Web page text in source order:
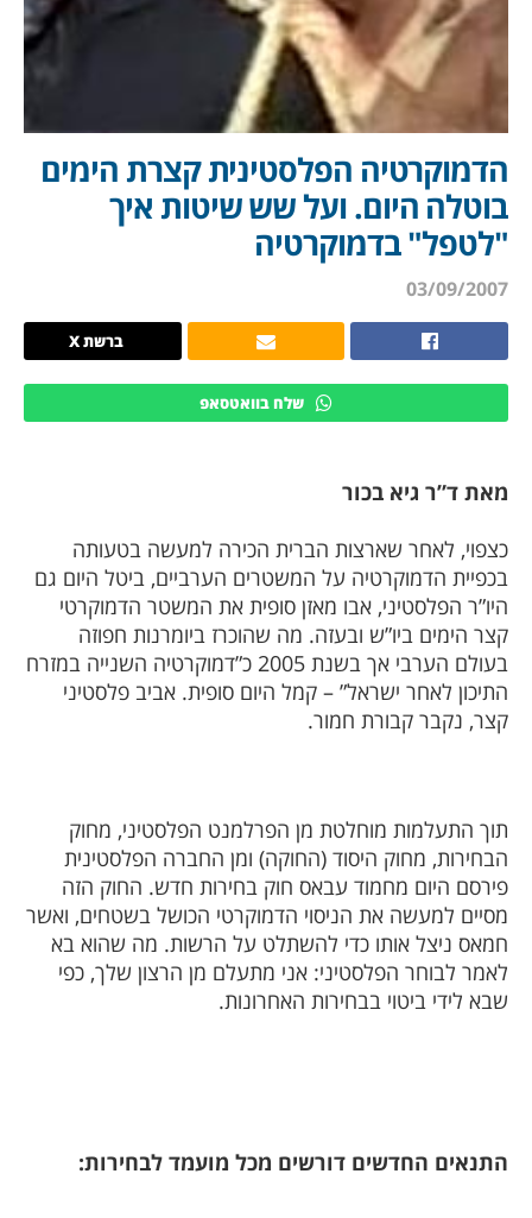
הדמוקרטיה הפלסטינית קצרת הימים
בוטלה היום. ועל שש שיטות איך
"לטפל" בדמוקרטיה
03/09/2007
ברשת X
שלח בוואטסאפ
מאת ד”ר גיא בכור
כצפוי, לאחר שארצות הברית הכירה למעשה בטעותה
בכפיית הדמוקרטיה על המשטרים הערביים, ביטל היום גם
היו”ר הפלסטיני, אבו מאזן סופית את המשטר הדמוקרטי
קצר הימים ביו”ש ובעזה. מה שהוכרז ביומרנות חפוזה
בעולם הערבי אך בשנת 2005 כ”דמוקרטיה השנייה במזרח
התיכון לאחר ישראל” – קמל היום סופית. אביב פלסטיני
קצר, נקבר קבורת חמור.
תוך התעלמות מוחלטת מן הפרלמנט הפלסטיני, מחוק
הבחירות, מחוק היסוד (החוקה) ומן החברה הפלסטינית
פירסם היום מחמוד עבאס חוק בחירות חדש. החוק הזה
מסיים למעשה את הניסוי הדמוקרטי הכושל בשטחים, ואשר
חמאס ניצל אותו כדי להשתלט על הרשות. מה שהוא בא
לאמר לבוחר הפלסטיני: אני מתעלם מן הרצון שלך, כפי
שבא לידי ביטוי בבחירות האחרונות.
התנאים החדשים דורשים מכל מועמד לבחירות: